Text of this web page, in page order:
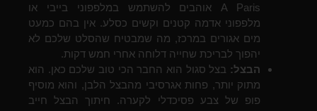
A Paris אוהבים להשתמש במלפפוני בייבי או
מלפפוני אדמה קטנים וקשים כסלע. אין בהם כמעט
מים אגורים במרכז, מה שמבטיח שהסלט שלכם לא
יהפוך לבריכת שחייה דלוחה אחרי חמש דקות.
הבצל: בצל סגול הוא החבר הכי טוב שלכם כאן. הוא
מתוק יותר, פחות אגרסיבי מהבצל הלבן, והוא מוסיף
פופ של צבע פסיכדלי לקערה. חיתוך הבצל חייב